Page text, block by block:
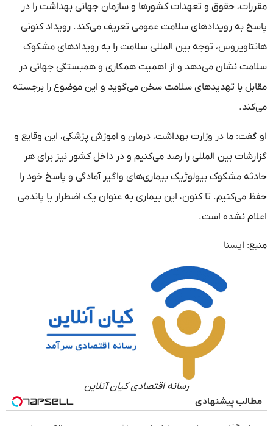
مقررات، حقوق و تعهدات کشورها و سازمان جهانی بهداشت را در
پاسخ به رویدادهای سلامت عمومی تعریف می‌کند. رویداد کنونی
هانتاویروس، توجه بین المللی سلامت را به رویدادهای مشکوک
سلامت نشان می‌دهد و از اهمیت همکاری و همبستگی جهانی در
مقابل با تهدیدهای سلامت سخن می‌گوید و این موضوع را برجسته
می‌کند.
او گفت: ما در وزارت بهداشت، درمان و اموزش پزشکی، این وقایع و
گزارشات بین المللی را رصد می‌کنیم و در داخل کشور نیز برای هر
حادثه مشکوک بیولوژیک بیماری‌های واگیر آمادگی و پاسخ خود را
حفظ می‌کنیم. تا کنون، این بیماری به عنوان یک اضطرار یا پاندمی
اعلام نشده است.
منبع: ایسنا
رسانه اقتصادی کیان آنلاین
مطالب پیشنهادی